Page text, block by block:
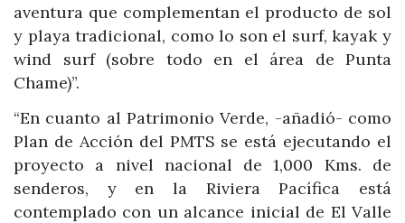
aventura que complementan el producto de sol
y playa tradicional, como lo son el surf, kayak y
wind surf (sobre todo en el área de Punta
Chame)”.
“En cuanto al Patrimonio Verde, -añadió- como
Plan de Acción del PMTS se está ejecutando el
proyecto a nivel nacional de 1,000 Kms. de
senderos, y en la Riviera Pacífica está
contemplado con un alcance inicial de El Valle